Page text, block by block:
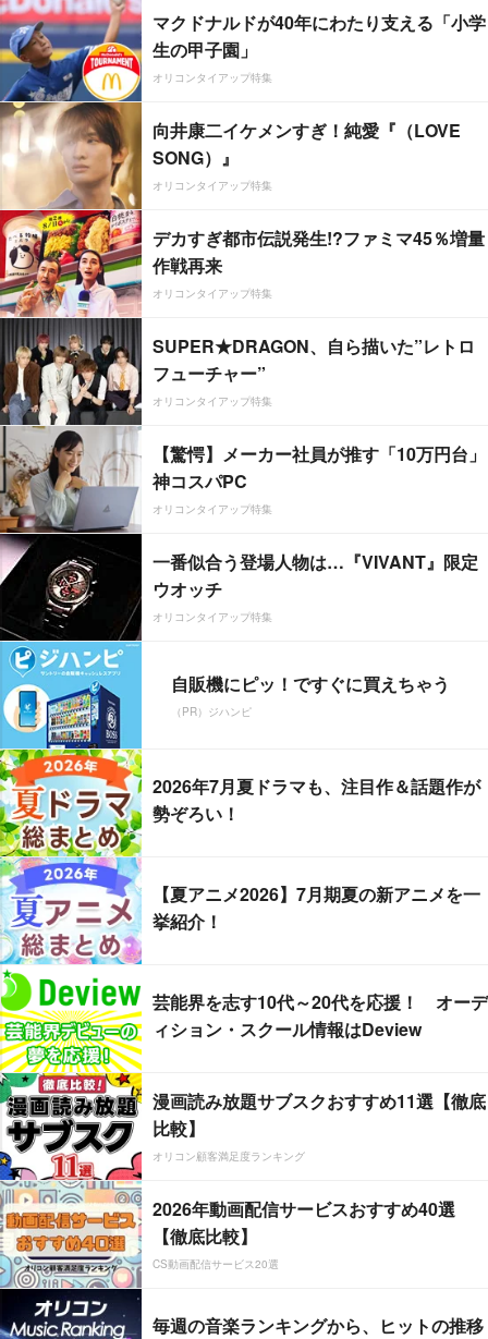
マクドナルドが40年にわたり支える「小学
生の甲子園」
オリコンタイアップ特集
向井康二イケメンすぎ！純愛『（LOVE
SONG）』
オリコンタイアップ特集
デカすぎ都市伝説発生!?ファミマ45％増量
作戦再来
オリコンタイアップ特集
SUPER★DRAGON、自ら描いた”レトロ
フューチャー”
オリコンタイアップ特集
【驚愕】メーカー社員が推す「10万円台」
神コスパPC
オリコンタイアップ特集
一番似合う登場人物は…『VIVANT』限定
ウオッチ
オリコンタイアップ特集
自販機にピッ！ですぐに買えちゃう
（PR）ジハンピ
2026年7月夏ドラマも、注目作＆話題作が
勢ぞろい！
【夏アニメ2026】7月期夏の新アニメを一
挙紹介！
芸能界を志す10代～20代を応援！ オーデ
ィション・スクール情報はDeview
漫画読み放題サブスクおすすめ11選【徹底
比較】
オリコン顧客満足度ランキング
2026年動画配信サービスおすすめ40選
【徹底比較】
CS動画配信サービス20選
毎週の音楽ランキングから、ヒットの推移